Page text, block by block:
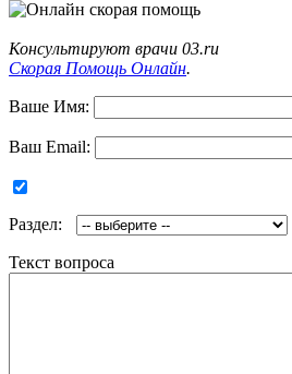
Консультируют врачи 03.ru
Скорая Помощь Онлайн.
Ваше Имя:
Ваш Email:
Раздел:
Текст вопроса